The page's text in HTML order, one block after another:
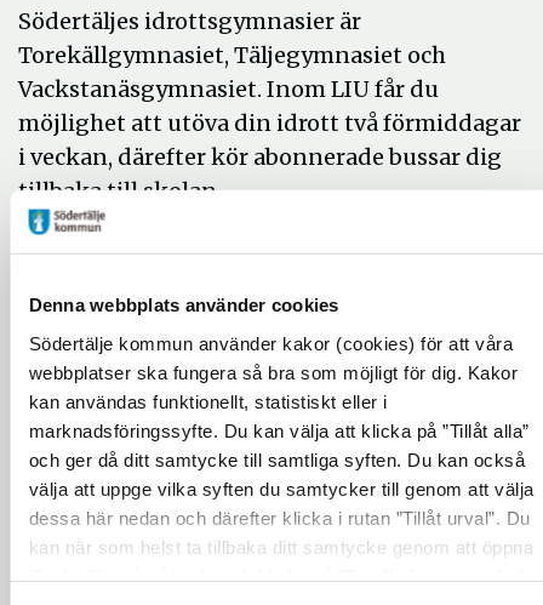
Denna webbplats använder cookies
Södertälje kommun använder kakor (cookies) för att våra
webbplatser ska fungera så bra som möjligt för dig. Kakor
kan användas funktionellt, statistiskt eller i
marknadsföringssyfte. Du kan välja att klicka på ”Tillåt alla”
och ger då ditt samtycke till samtliga syften. Du kan också
välja att uppge vilka syften du samtycker till genom att välja
dessa här nedan och därefter klicka i rutan ”Tillåt urval”. Du
kan när som helst ta tillbaka ditt samtycke genom att öppna
Södertäljes idrottsgymnasier är
Torekällgymnasiet, Täljegymnasiet och
Vackstanäsgymnasiet. Inom LIU får du
möjlighet att utöva din idrott två förmiddagar
i veckan, därefter kör abonnerade bussar dig
tillbaka till skolan.
LIU kan sökas för idrotterna vollyboll (i
Scaniarinken), ishockey killar (i Järna – enbart
möjligt för elever på Torekällgymnasiet och
Täljegymnasiet) och simning.
Till hösten 2023 startar vi upp LIU Uthållighet,
för dig som utövar löpning, cykling,
orientering eller liknande. LIU Uthållighet
håller till i Södertäljes nybyggda
friidrottsarena med gym och löparbanor.